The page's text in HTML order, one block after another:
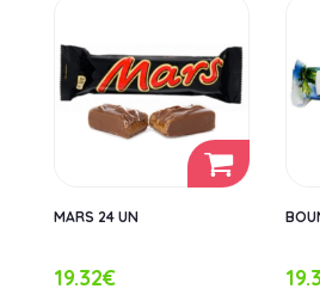
MARS 24 UN
19.32€